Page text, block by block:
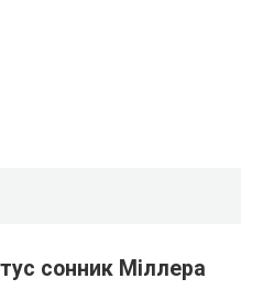
сонник Міллера